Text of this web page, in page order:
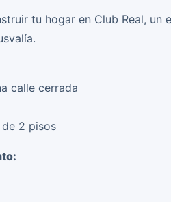
tu hogar en Club Real,
calle cerrada
2 pisos